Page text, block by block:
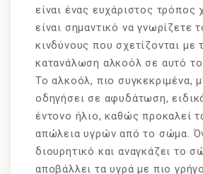
είναι ένας ευχάριστος τρόπος
είναι σημαντικό να γνωρίζετε
κινδύνους που σχετίζονται με
κατανάλωση αλκοόλ σε αυτό το
Το αλκοόλ, πιο συγκεκριμένα,
οδηγήσει σε αφυδάτωση,
έντονο ήλιο, καθώς προκαλεί
απώλεια υγρών από το σώμα.
διουρητικό και αναγκάζει το
αποβάλλει τα υγρά με πιο